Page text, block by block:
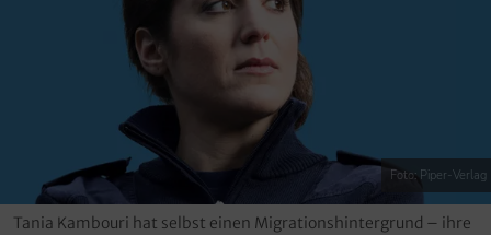
Foto: Piper-Verlag
Tania Kambouri hat selbst einen Migrationshintergrund – ihre